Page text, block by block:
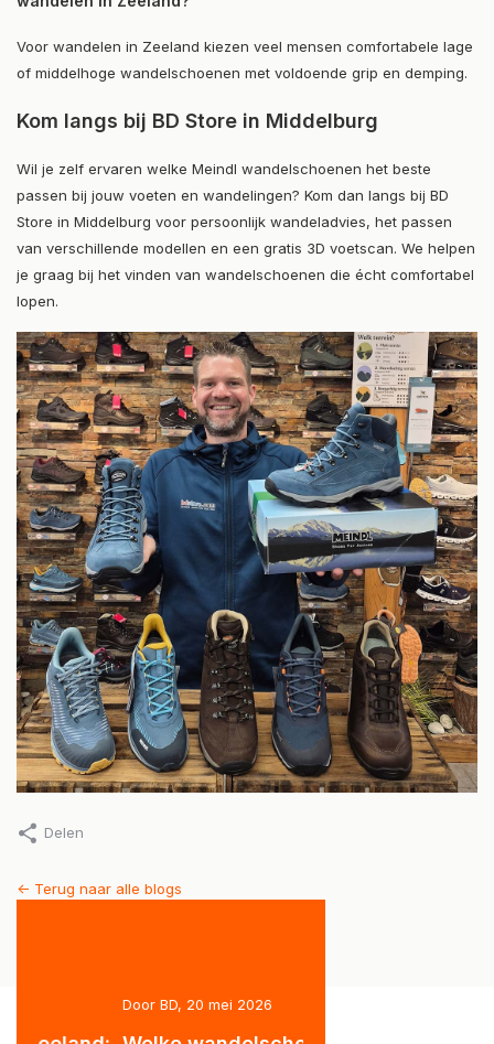
Voor wandelen in Zeeland kiezen veel mensen comfortabele lage
of middelhoge wandelschoenen met voldoende grip en demping.
Kom langs bij BD Store in Middelburg
Wil je zelf ervaren welke Meindl wandelschoenen het beste
passen bij jouw voeten en wandelingen? Kom dan langs bij BD
Store in Middelburg voor persoonlijk wandeladvies, het passen
van verschillende modellen en een gratis 3D voetscan. We helpen
je graag bij het vinden van wandelschoenen die écht comfortabel
lopen.
Delen
<- Terug naar alle blogs
Door BD, 20 mei 2026